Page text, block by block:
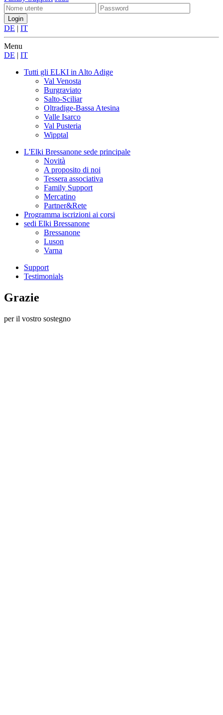
DE | IT
Menu
DE | IT
Tutti gli ELKI in Alto Adige
Val Venosta
Burgraviato
Salto-Sciliar
Oltradige-Bassa Atesina
Valle Isarco
Val Pusteria
Wipptal
L'Elki Bressanone sede principale
Novità
A proposito di noi
Tessera associativa
Family Support
Mercatino
Partner&Rete
Programma iscrizioni ai corsi
sedi Elki Bressanone
Bressanone
Luson
Varna
Support
Testimonials
Grazie
per il vostro sostegno